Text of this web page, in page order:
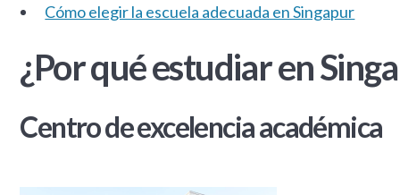
Cómo elegir la escuela adecuada en Singapur
¿Por qué estudiar en
Centro de excelencia académica